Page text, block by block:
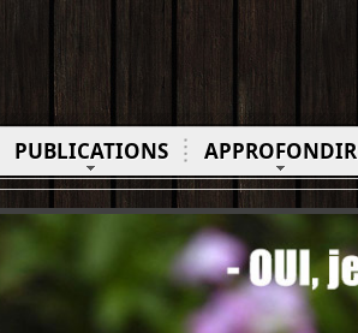
PUBLICATIONS APPROFONDIR